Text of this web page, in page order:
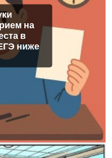
на
в
ниже